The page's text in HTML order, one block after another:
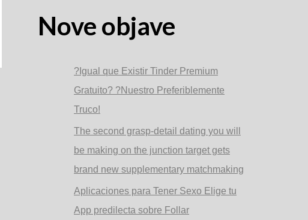
Nove objave
?Igual que Existir Tinder Premium
Gratuito? ?Nuestro Preferiblemente
Truco!
The second grasp-detail dating you will
be making on the junction target gets
brand new supplementary matchmaking
Aplicaciones para Tener Sexo Elige tu
App predilecta sobre Follar